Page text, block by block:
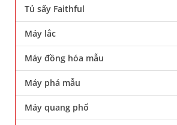
Tủ sấy Faithful
Máy lắc
Máy đồng hóa mẫu
Máy phá mẫu
Máy quang phổ